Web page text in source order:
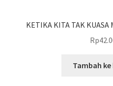
KETIKA KITA TAK KUASA
Rp
Tambah